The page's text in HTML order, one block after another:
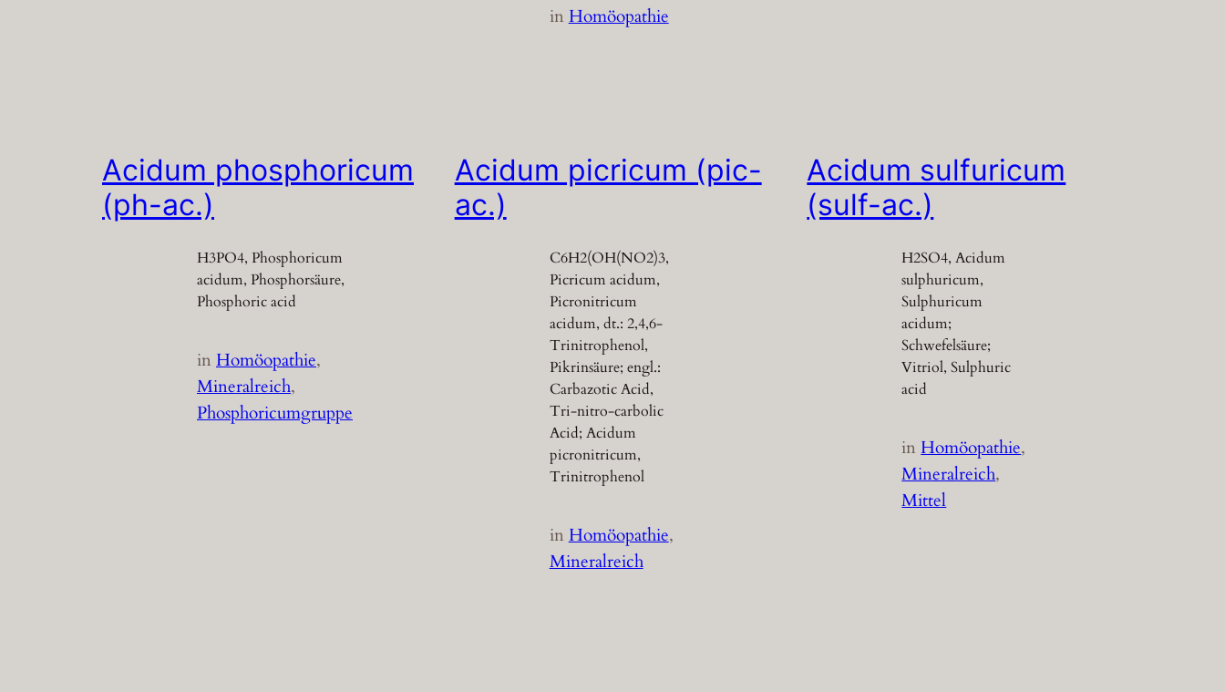
inHomöopathie
Acidum phosphoricum
(ph-ac.)
H3PO4, Phosphoricum
acidum, Phosphorsäure,
Phosphoric acid
inHomöopathie
Mineralreich
Phosphoricumgruppe
Acidum picricum (pic-
ac.)
C6H2(OH(NO2)3,
Picricum acidum,
Picronitricum
acidum, dt.: 2,4,6-
Trinitrophenol,
Pikrinsäure; engl.:
Carbazotic Acid,
Tri-nitro-carbolic
Acid; Acidum
picronitricum,
Trinitrophenol
inHomöopathie
Mineralreich
Acidum sulfuricum
(sulf-ac.)
H2SO4, Acidum
sulphuricum,
Sulphuricum
acidum;
Schwefelsäure;
Vitriol, Sulphuric
acid
inHomöopathie
Mineralreich
Mittel